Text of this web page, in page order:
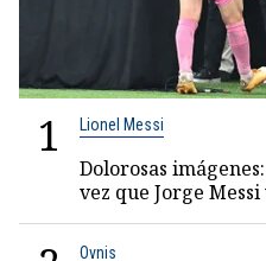
1 Lionel Messi
Dolorosas
vez que Jorge
Ovnis